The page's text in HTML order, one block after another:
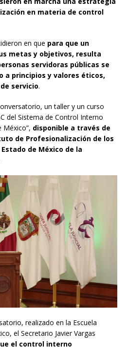
en materia de control
en que para que un
metas y objetivos, resulta
servidoras públicas se
a principios y valores éticos,
servicio.
un taller y un curso
del Sistema de Control Interno
México”, disponible a través de
de Profesionalización de los
de México de la
realizado en la Escuela
el Secretario Javier Vargas
el control interno